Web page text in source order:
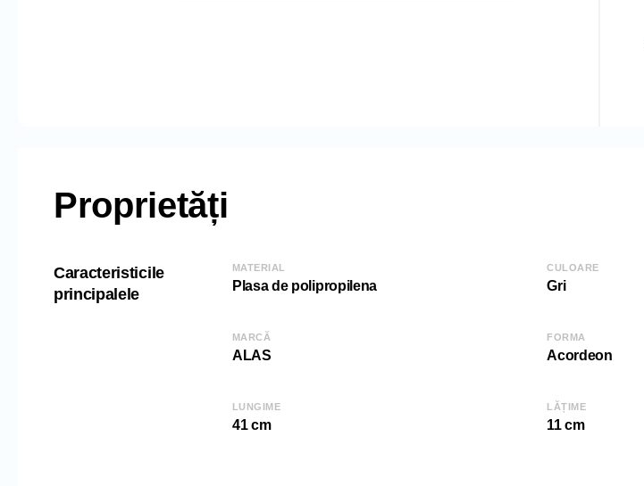
Proprietăți
Caracteristicile
principalele
MATERIAL
Plasa de polipropilena
CULOARE
Gri
MARCĂ
ALAS
FORMA
Acordeon
LUNGIME
41 cm
LĂȚIME
11 cm